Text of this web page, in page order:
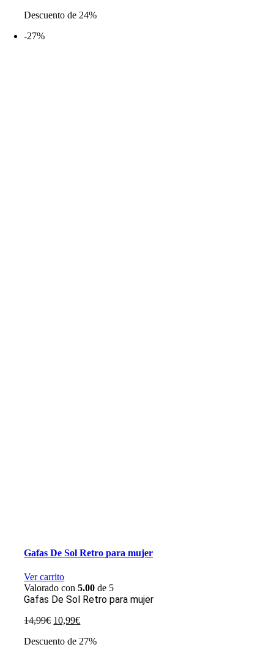
originalactual
Descuento de 24%
-27%
Gafas De Sol Retro para mujer
Ver carrito
Valorado con5.00 de 5
Gafas De Sol Retro para mujer
14,99€ El
original
10,99€El
actual
Descuento de 27%